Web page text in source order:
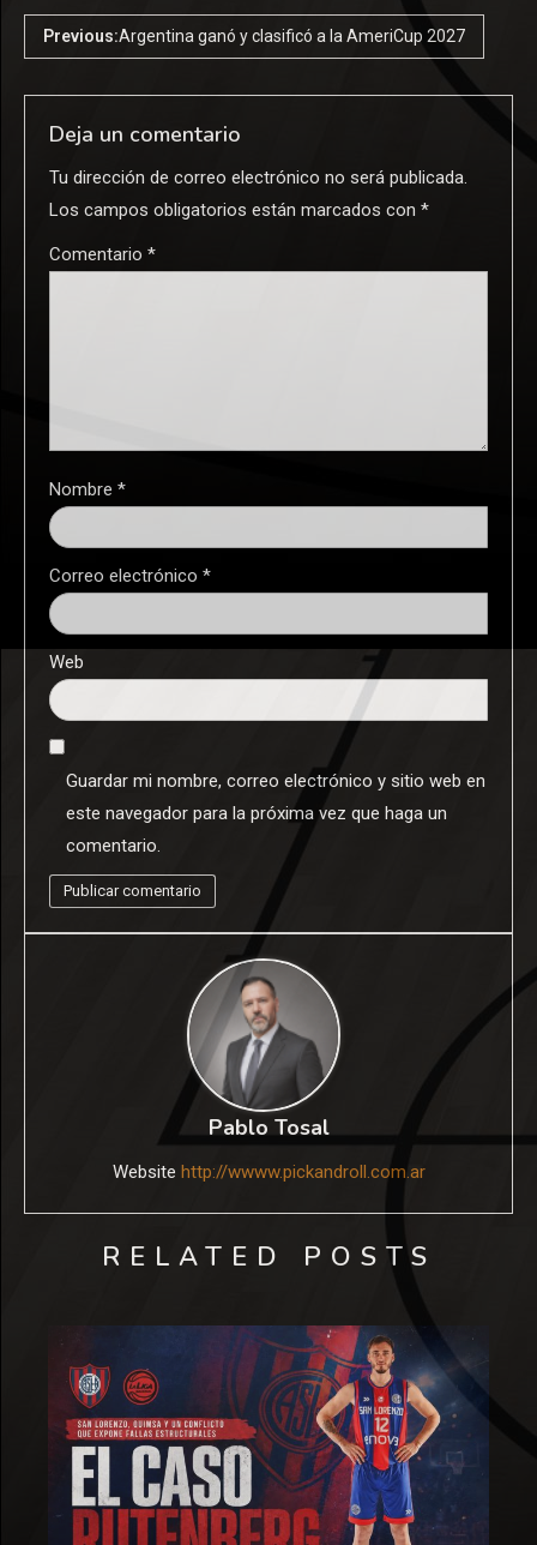
Previous:Argentina ganó y clasificó a la AmeriCup 2027
Deja un comentario
Tu dirección de correo electrónico no será publicada.
Los campos obligatorios están marcados con *
Comentario *
Nombre *
Correo electrónico *
Web
Guardar mi nombre, correo electrónico y sitio web en
este navegador para la próxima vez que haga un
comentario.
Pablo Tosal
Website http://wwww.pickandroll.com.ar
RELATED POSTS